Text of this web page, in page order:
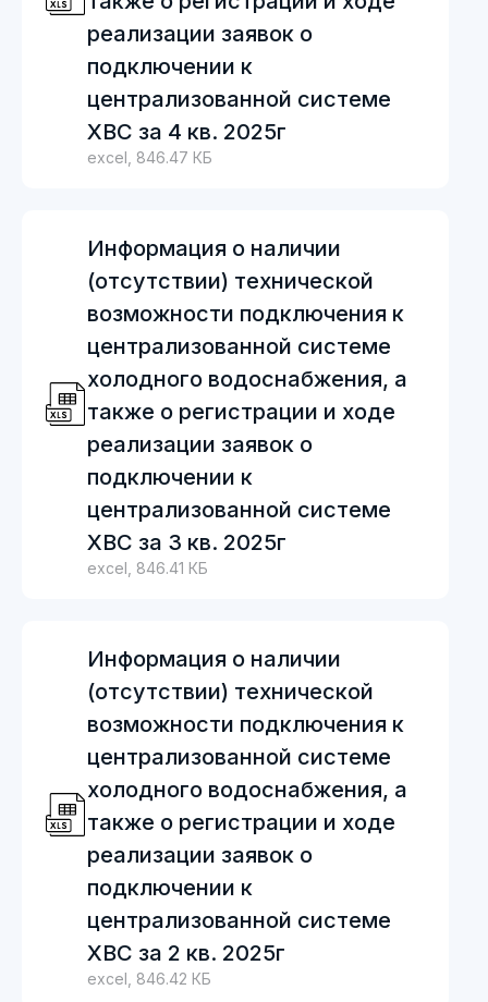
реализации заявок о
подключении к
централизованной системе
ХВС за 4 кв. 2025г
excel, 846.47 КБ
Информация о наличии
(отсутствии) технической
возможности подключения к
централизованной системе
холодного водоснабжения, а
также о регистрации и ходе
реализации заявок о
подключении к
централизованной системе
ХВС за 3 кв. 2025г
excel, 846.41 КБ
Информация о наличии
(отсутствии) технической
возможности подключения к
централизованной системе
холодного водоснабжения, а
также о регистрации и ходе
реализации заявок о
подключении к
централизованной системе
ХВС за 2 кв. 2025г
excel, 846.42 КБ